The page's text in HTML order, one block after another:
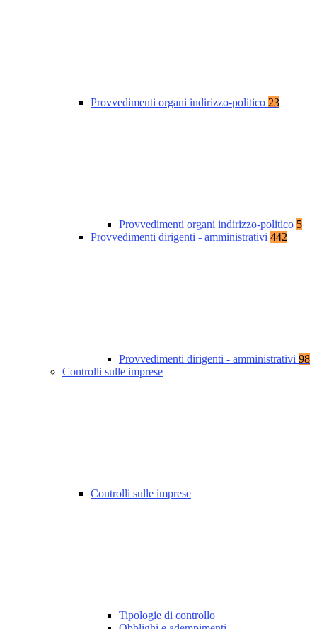
Provvedimenti organi indirizzo-politico 23
Provvedimenti organi indirizzo-politico 5
Provvedimenti dirigenti - amministrativi 442
Provvedimenti dirigenti - amministrativi 98
Controlli sulle imprese
Controlli sulle imprese
Tipologie di controllo